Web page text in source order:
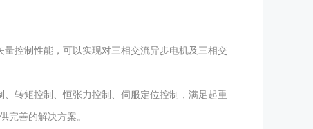
控制性能，可以实现对三相交流异步电机及三相交
转矩控制、恒张力控制、伺服定位控制，满足起重
完善的解决方案。